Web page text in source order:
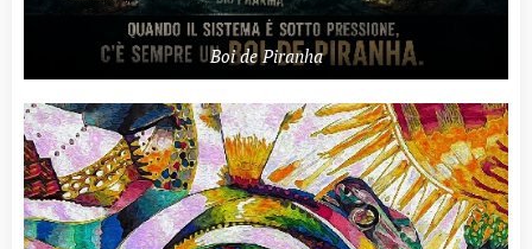
Boi de Piranha